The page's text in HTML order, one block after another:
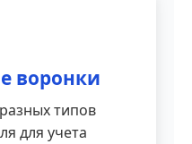
воронки
типов
для учета